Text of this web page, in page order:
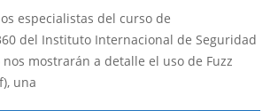
especialistas del curso de
del Instituto Internacional de Seguridad
nos mostrarán a detalle el uso de Fuzz
una